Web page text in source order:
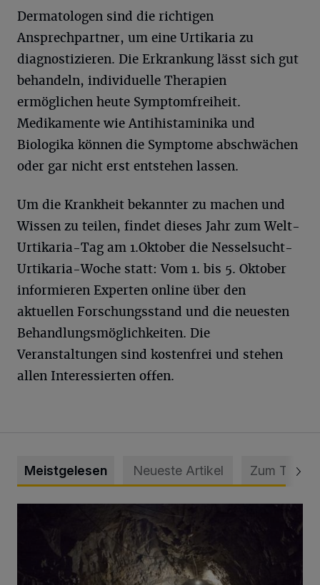
Dermatologen sind die richtigen
Ansprechpartner, um eine Urtikaria zu
diagnostizieren. Die Erkrankung lässt sich gut
behandeln, individuelle Therapien
ermöglichen heute Symptomfreiheit.
Medikamente wie Antihistaminika und
Biologika können die Symptome abschwächen
oder gar nicht erst entstehen lassen.
Um die Krankheit bekannter zu machen und
Wissen zu teilen, findet dieses Jahr zum Welt-
Urtikaria-Tag am 1.Oktober die Nesselsucht-
Urtikaria-Woche statt: Vom 1. bis 5. Oktober
informieren Experten online über den
aktuellen Forschungsstand und die neuesten
Behandlungsmöglichkeiten. Die
Veranstaltungen sind kostenfrei und stehen
allen Interessierten offen.
Meistgelesen Neueste Artikel Zum Thema